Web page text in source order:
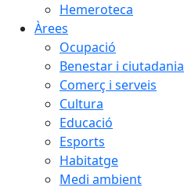
Hemeroteca
Àrees
Ocupació
Benestar i ciutadania
Comerç i serveis
Cultura
Educació
Esports
Habitatge
Medi ambient